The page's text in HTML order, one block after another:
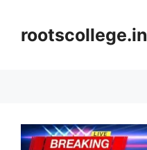
contentrootscollege.in